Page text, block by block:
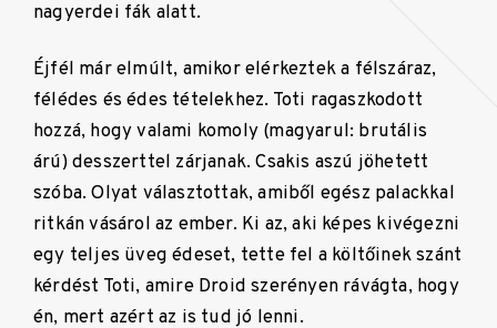
nagyerdei fák alatt.
Éjfél már elmúlt, amikor elérkeztek a félszáraz,
félédes és édes tételekhez. Toti ragaszkodott
hozzá, hogy valami komoly (magyarul: brutális
árú) desszerttel zárjanak. Csakis aszú jöhetett
szóba. Olyat választottak, amiből egész palackkal
ritkán vásárol az ember. Ki az, aki képes kivégezni
egy teljes üveg édeset, tette fel a költőinek szánt
kérdést Toti, amire Droid szerényen rávágta, hogy
én, mert azért az is tud jó lenni.